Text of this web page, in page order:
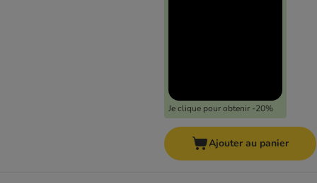
Je clique pour obtenir -20%
Ajouter au panier